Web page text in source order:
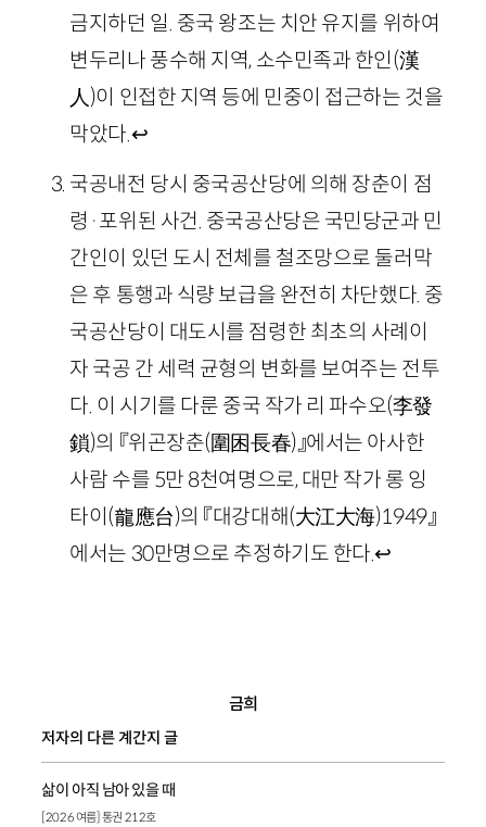
금지하던 일. 중국 왕조는 치안 유지를 위하여
변두리나 풍수해 지역, 소수민족과 한인(漢
人)이 인접한 지역 등에 민중이 접근하는 것을
막았다. ↩
국공내전 당시 중국공산당에 의해 장춘이 점
령·포위된 사건. 중국공산당은 국민당군과 민
간인이 있던 도시 전체를 철조망으로 둘러막
은 후 통행과 식량 보급을 완전히 차단했다. 중
국공산당이 대도시를 점령한 최초의 사례이
자 국공 간 세력 균형의 변화를 보여주는 전투
다. 이 시기를 다룬 중국 작가 리 파수오(李發
鎖)의 『위곤장춘(圍困長春)』에서는 아사한
사람 수를 5만 8천여명으로, 대만 작가 롱 잉
타이(龍應台)의 『대강대해(大江大海)1949』
에서는 30만명으로 추정하기도 한다. ↩
금희
저자의 다른 계간지 글
삶이 아직 남아 있을 때
[2026 여름] 통권 212호